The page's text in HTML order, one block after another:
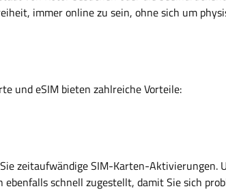
immer online zu sein, ohne sich um
und eSIM bieten zahlreiche Vorteile:
Sie zeitaufwändige SIM-Karten-
schnell zugestellt, damit Sie sich